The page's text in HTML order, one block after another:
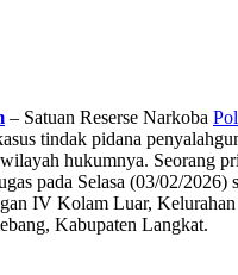
– Satuan Reserse Narkoba
tindak pidana
hukumnya. Seorang
pada Selasa (03/02/2026)
IV Kolam Luar, Kelurahan
Kabupaten Langkat.